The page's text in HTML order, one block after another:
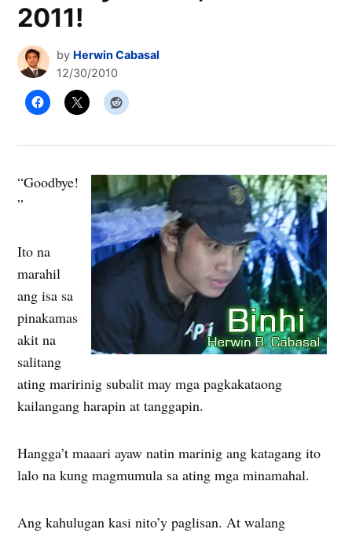
2011!
by Herwin Cabasal
12/30/2010
“Goodbye!
”
Ito na
marahil
ang isa sa
pinakamas
akit na
salitang
ating maririnig subalit may mga pagkakataong
kailangang harapin at tanggapin.
Hangga’t maaari ayaw natin marinig ang katagang ito
lalo na kung magmumula sa ating mga minamahal.
Ang kahulugan kasi nito’y paglisan. At walang